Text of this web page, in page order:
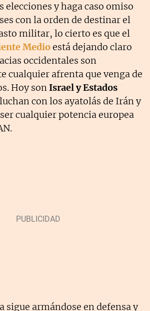
elecciones y haga caso omiso
con la orden de destinar el
militar, lo cierto es que el
Medioestá dejando claro
occidentales son
cualquier afrenta que venga de
Hoy sonIsrael y Estados
con los ayatolás de Irán y
cualquier potencia europea
sigue armándose en defensa y